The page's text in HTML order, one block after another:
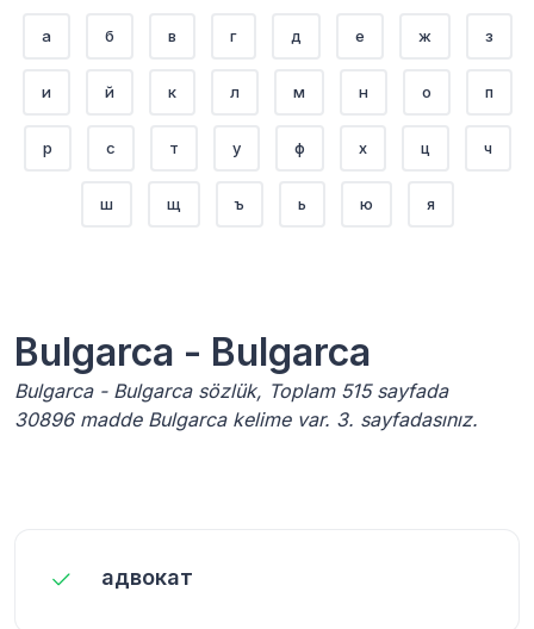
а б в г д е ж з
и й к л м н о п
р с т у ф х ц ч
ш щ ъ ь ю я
Bulgarca - Bulgarca
Bulgarca - Bulgarca sözlük, Toplam 515 sayfada
30896 madde Bulgarca kelime var. 3. sayfadasınız.
адвокат